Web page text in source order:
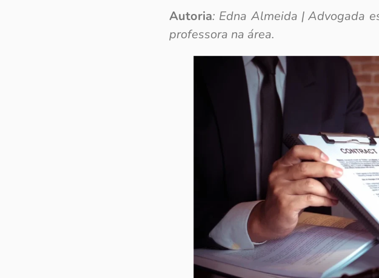
Autoria: Edna Almeida | Advogada
professora na área.